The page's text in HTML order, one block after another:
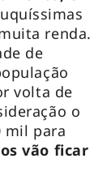
renda.
de
volta de
o
mil para
vão ficar